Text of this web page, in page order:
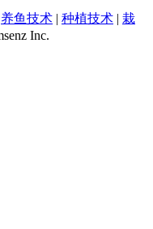
养鱼技术 | 种植技术 | 栽
Inc.